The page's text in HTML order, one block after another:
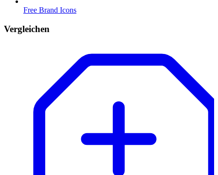
Free Brand Icons
Vergleichen